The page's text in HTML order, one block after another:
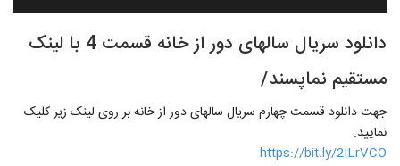
دانلود سریال سالهای دور از خانه قسمت 4 با لینک
مستقیم نماپسند/
جهت دانلود قسمت چهارم سریال سالهای دور از خانه بر روی لینک زیر کلیک
نمایید.
https://bit.ly/2ILrVCO